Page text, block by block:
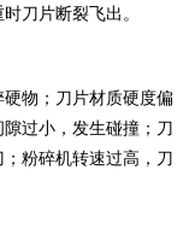
刀片断裂飞出。
物；刀片材质硬度偏
过小，发生碰撞；刀
粉碎机转速过高，刀